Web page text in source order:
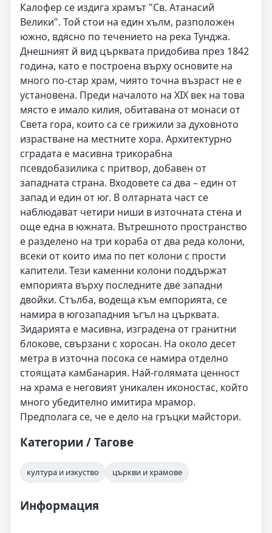
Калофер се издига храмът "Св. Атанасий
Велики". Той стои на един хълм, разположен
южно, вдясно по течението на река Тунджа.
Днешният й вид църквата придобива през 1842
година, като е построена върху основите на
много по-стар храм, чиято точна възраст не е
установена. Преди началото на XIX век на това
място е имало килия, обитавана от монаси от
Света гора, които са се грижили за духовното
израстване на местните хора. Архитектурно
сградата е масивна трикорабна
псевдобазилика с притвор, добавен от
западната страна. Входовете са два – един от
запад и един от юг. В олтарната част се
наблюдават четири ниши в източната стена и
още една в южната. Вътрешното пространство
е разделено на три кораба от два реда колони,
всеки от които има по пет колони с прости
капители. Тези каменни колони поддържат
емпорията върху последните две западни
двойки. Стълба, водеща към емпорията, се
намира в югозападния ъгъл на църквата.
Зидарията е масивна, изградена от гранитни
блокове, свързани с хоросан. На около десет
метра в източна посока се намира отделно
стоящата камбанария. Най-голямата ценност
на храма е неговият уникален иконостас, който
много убедително имитира мрамор.
Предполага се, че е дело на гръцки майстори.
Категории / Тагове
култура и изкуство църкви и храмове
Информация